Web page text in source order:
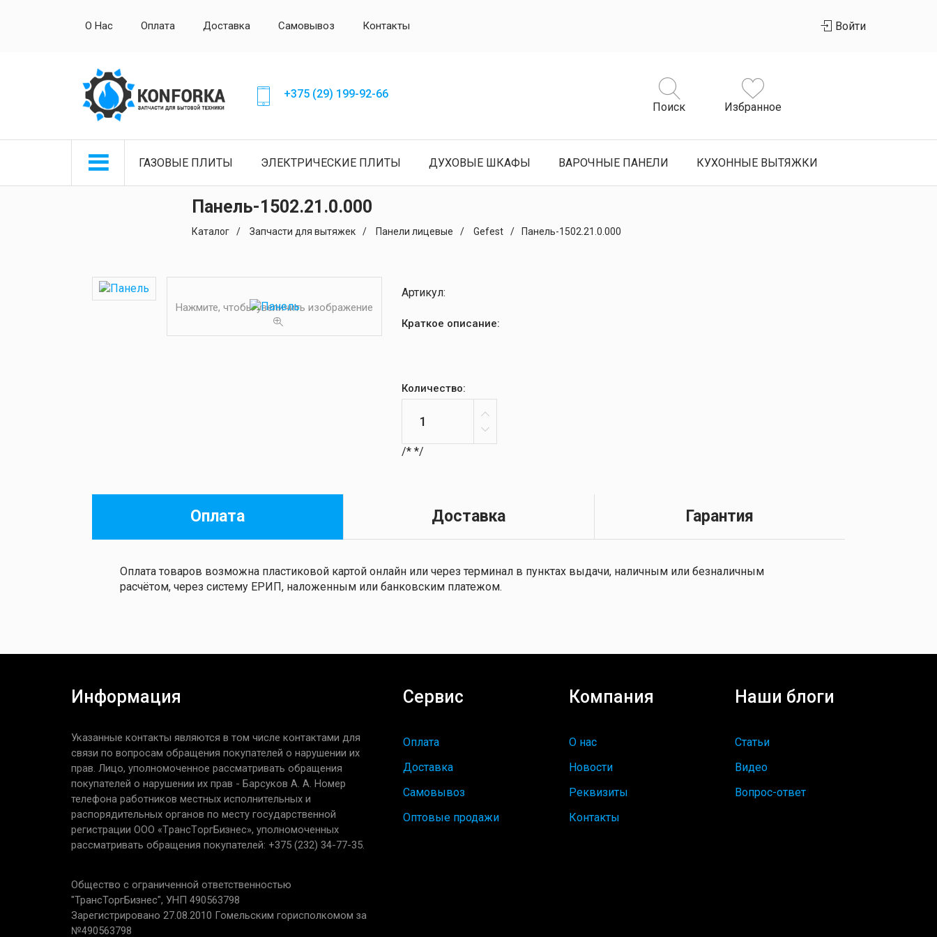
О Нас Оплата Доставка Самовывоз Контакты Войти
+375 (29) 199-92-66
Поиск
Избранное
ГАЗОВЫЕ ПЛИТЫ ЭЛЕКТРИЧЕСКИЕ ПЛИТЫ ДУХОВЫЕ ШКАФЫ ВАРОЧНЫЕ ПАНЕЛИ КУХОННЫЕ ВЫТЯЖКИ
Панель-1502.21.0.000
Каталог Запчасти для вытяжек Панели лицевые Gefest Панель-1502.21.0.000
Нажмите, чтобы увеличить изображение
Артикул:
Краткое описание:
Количество:
/* */
Оплата Доставка Гарантия
Оплата товаров возможна пластиковой картой онлайн или через терминал в пунктах выдачи, наличным или безналичным
расчётом, через систему ЕРИП, наложенным или банковским платежом.
Информация
Указанные контакты являются в том числе контактами для
связи по вопросам обращения покупателей о нарушении их
прав. Лицо, уполномоченное рассматривать обращения
покупателей о нарушении их прав - Барсуков А. А. Номер
телефона работников местных исполнительных и
распорядительных органов по месту государственной
регистрации ООО «TрaнcТopгБизнec», уполномоченных
рассматривать обращения покупателей: +375 (232) 34-77-35.
Общество с ограниченной ответственностью
"ТрансТоргБизнес", УНП 490563798
Зарегистрировано 27.08.2010 Гомельским горисполкомом за
№490563798
Сервис
Оплата
Доставка
Самовывоз
Оптовые продажи
Компания
О нас
Новости
Реквизиты
Контакты
Наши блоги
Статьи
Видео
Вопрос-ответ